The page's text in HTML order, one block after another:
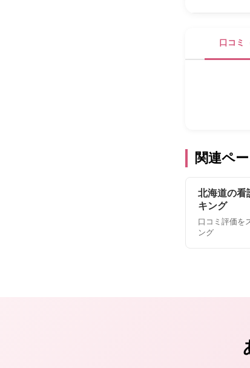
口コミ
関連ペ
北海道の看
キング
口コミ評価を
ング